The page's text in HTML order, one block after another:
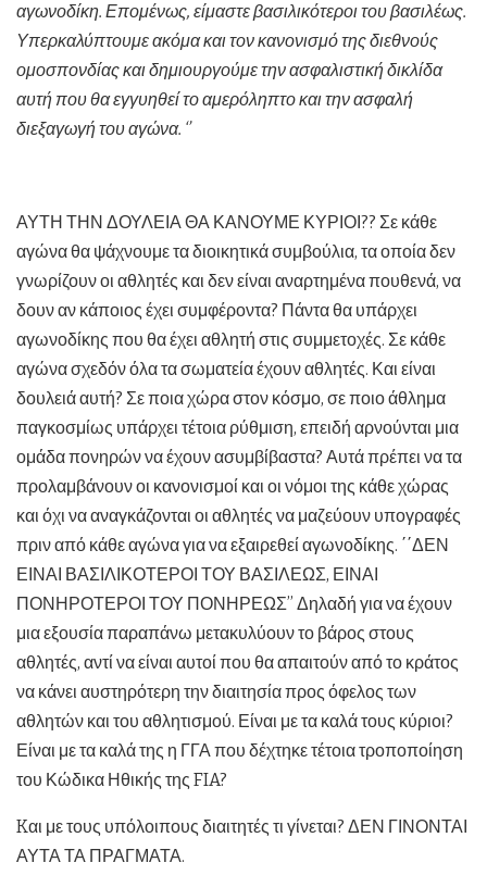
αγωνοδίκη. Επομένως, είμαστε βασιλικότεροι του βασιλέως.
Υπερκαλύπτουμε ακόμα και τον κανονισμό της διεθνούς
ομοσπονδίας και δημιουργούμε την ασφαλιστική δικλίδα
αυτή που θα εγγυηθεί το αμερόληπτο και την ασφαλή
διεξαγωγή του αγώνα. ‘’
ΑΥΤΗ ΤΗΝ ΔΟΥΛΕΙΑ ΘΑ ΚΑΝΟΥΜΕ ΚΥΡΙΟΙ?? Σε κάθε
αγώνα θα ψάχνουμε τα διοικητικά συμβούλια, τα οποία δεν
γνωρίζουν οι αθλητές και δεν είναι αναρτημένα πουθενά, να
δουν αν κάποιος έχει συμφέροντα? Πάντα θα υπάρχει
αγωνοδίκης που θα έχει αθλητή στις συμμετοχές. Σε κάθε
αγώνα σχεδόν όλα τα σωματεία έχουν αθλητές. Και είναι
δουλειά αυτή? Σε ποια χώρα στον κόσμο, σε ποιο άθλημα
παγκοσμίως υπάρχει τέτοια ρύθμιση, επειδή αρνούνται μια
ομάδα πονηρών να έχουν ασυμβίβαστα? Αυτά πρέπει να τα
προλαμβάνουν οι κανονισμοί και οι νόμοι της κάθε χώρας
και όχι να αναγκάζονται οι αθλητές να μαζεύουν υπογραφές
πριν από κάθε αγώνα για να εξαιρεθεί αγωνοδίκης. ΄΄ΔΕΝ
ΕΙΝΑΙ ΒΑΣΙΛΙΚΟΤΕΡΟΙ ΤΟΥ ΒΑΣΙΛΕΩΣ, ΕΙΝΑΙ
ΠΟΝΗΡΟΤΕΡΟΙ ΤΟΥ ΠΟΝΗΡΕΩΣ’’ Δηλαδή για να έχουν
μια εξουσία παραπάνω μετακυλύουν το βάρος στους
αθλητές, αντί να είναι αυτοί που θα απαιτούν από το κράτος
να κάνει αυστηρότερη την διαιτησία προς όφελος των
αθλητών και του αθλητισμού. Είναι με τα καλά τους κύριοι?
Είναι με τα καλά της η ΓΓΑ που δέχτηκε τέτοια τροποποίηση
του Κώδικα Ηθικής της FIA?
Kαι με τους υπόλοιπους διαιτητές τι γίνεται? ΔΕΝ ΓΙΝΟΝΤΑΙ
ΑΥΤΑ ΤΑ ΠΡΑΓΜΑΤΑ.